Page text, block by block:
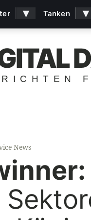
News
▾ Tanken ▾